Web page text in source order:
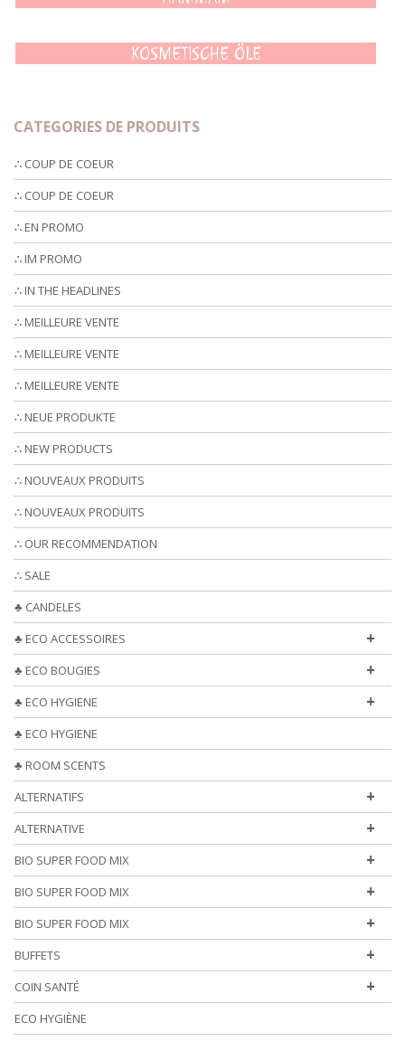
KOSMETISCHE ÖLE
CATEGORIES DE PRODUITS
∴ COUP DE COEUR
∴ COUP DE COEUR
∴ EN PROMO
∴ IM PROMO
∴ IN THE HEADLINES
∴ MEILLEURE VENTE
∴ MEILLEURE VENTE
∴ MEILLEURE VENTE
∴ NEUE PRODUKTE
∴ NEW PRODUCTS
∴ NOUVEAUX PRODUITS
∴ NOUVEAUX PRODUITS
∴ OUR RECOMMENDATION
∴ SALE
♣ CANDELES
+
♣ ECO ACCESSOIRES
+
♣ ECO BOUGIES
+
♣ ECO HYGIENE
♣ ECO HYGIENE
♣ ROOM SCENTS
+
ALTERNATIFS
+
ALTERNATIVE
+
BIO SUPER FOOD MIX
+
BIO SUPER FOOD MIX
+
BIO SUPER FOOD MIX
+
BUFFETS
+
COIN SANTÉ
ECO HYGIÈNE